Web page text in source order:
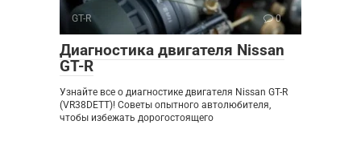
GT-R 0
Диагностика двигателя Nissan
GT-R
Узнайте все о диагностике двигателя Nissan GT-R
(VR38DETT)! Советы опытного автолюбителя,
чтобы избежать дорогостоящего